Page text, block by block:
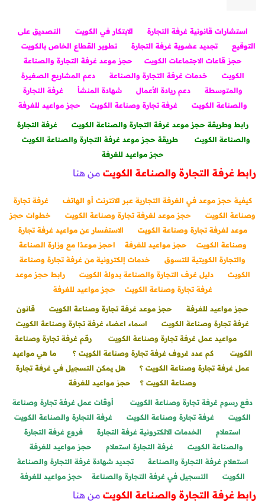
استشارات قانونية غرفة التجارة الابتكار في الكويت
التصديق على
التوقيع
تجديد عضوية غرفة التجارة
تطوير القطاع الخاص بالكويت
حجز قاعات الاجتماعات الكويت
حجز موعد غرفة التجارة والصناعة
الكويت
خدمات غرفة التجارة والصناعة
دعم المشاريع الصغيرة
والمتوسطة
دعم ريادة الأعمال شهادة المنشأ
غرفة التجارة
والصناعة الكويت
غرفة تجارة وصناعة الكويت حجز مواعيد للغرفة
رابط وطريقة حجز موعد غرفة التجارة والصناعة الكويت
غرفة التجارة
والصناعة الكويت
طريقة حجز موعد غرفة التجارة والصناعة الكويت
حجز مواعيد للغرفة
رابط غرفة التجارة والصناعة الكويت من هنا
كيفية حجز موعد في الغرفة التجارية عبر الانترنت أو الهاتف
غرفة تجارة
وصناعة الكويت
حجز موعد لغرفة تجارة وصناعة الكويت
خطوات حجز
موعد لغرفة تجارة وصناعة الكويت
الاستفسار عن مواعيد غرفة تجارة
وصناعة الكويت
حجز مواعيد للغرفة
احجز موعدًا مع وزارة الصناعة
والتجارة الكويتية للتسوق
خدمات إلكترونية من غرفة تجارة وصناعة
الكويت
دليل غرف التجارة والصناعة بدولة الكويت
رابط حجز موعد
غرفة تجارة وصناعة الكويت
حجز مواعيد للغرفة
حجز مواعيد للغرفة حجز موعد غرفة تجارة وصناعة الكويت
قانون
غرفة تجارة وصناعة الكويت
اسماء اعضاء غرفة تجارة وصناعة الكويت
مواعيد عمل غرفة تجارة وصناعة الكويت
رقم غرفة تجارة وصناعة
الكويت
كم عدد غروف غرفة تجارة وصناعة الكويت ؟
ما هي مواعيد
عمل غرفة تجارة وصناعة الكويت ؟
هل يمكن التسجيل في غرفة تجارة
وصناعة الكويت ؟
حجز مواعيد للغرفة
دفع رسوم غرفة تجارة وصناعة الكويت
أوقات عمل غرفة تجارة وصناعة
الكويت
غرفة تجارة وصناعة الكويت
غرفة التجارة والصناعة الكويت
استعلام
الخدمات الالكترونية غرفة التجارة
فروع غرفة التجارة
والصناعة الكويت
غرفة التجارة استعلام
حجز مواعيد للغرفة
استعلام غرفة التجارة والصناعة
تجديد شهادة غرفة التجارة والصناعة
الكويت
التسجيل في غرفة التجارة والصناعة حجز مواعيد للغرفة
رابط غرفة التجارة والصناعة الكويت من هنا